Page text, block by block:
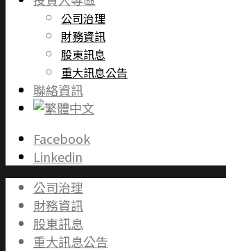
公司治理
財務資訊
股東訊息
重大訊息公告
聯絡資訊
Facebook
Linkedin
公司治理
財務資訊
股東訊息
重大訊息公告